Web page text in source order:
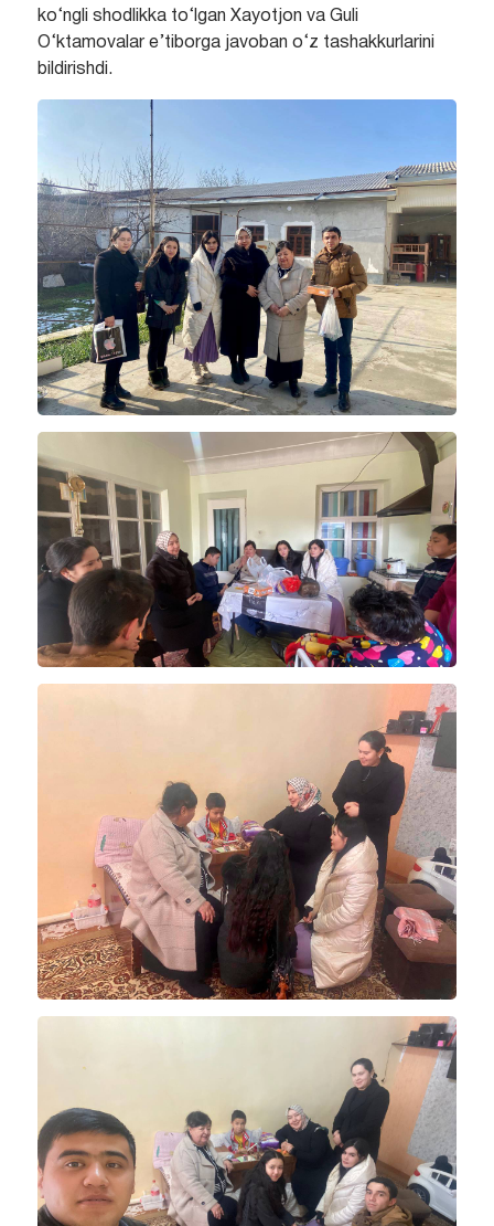
ko‘ngli shodlikka to‘lgan Xayotjon va Guli
O‘ktamovalar e’tiborga javoban o‘z tashakkurlarini
bildirishdi.